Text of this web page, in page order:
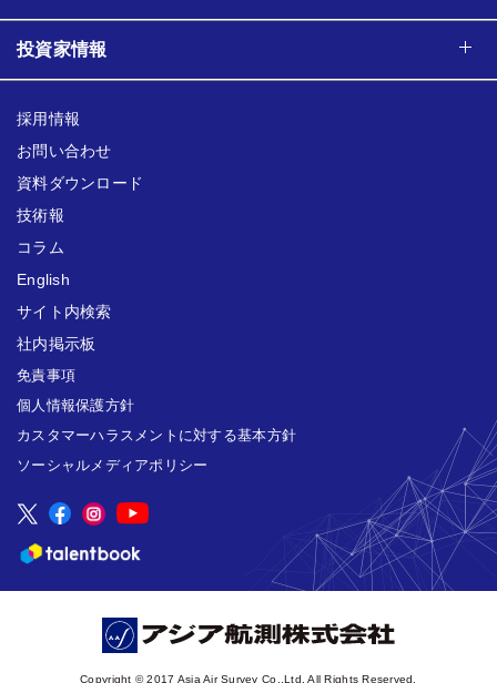
投資家情報
採用情報
お問い合わせ
資料ダウンロード
技術報
コラム
English
サイト内検索
社内掲示板
免責事項
個人情報保護方針
カスタマーハラスメントに対する基本方針
ソーシャルメディアポリシー
Copyright © 2017 Asia Air Survey Co.,Ltd. All Rights Reserved.